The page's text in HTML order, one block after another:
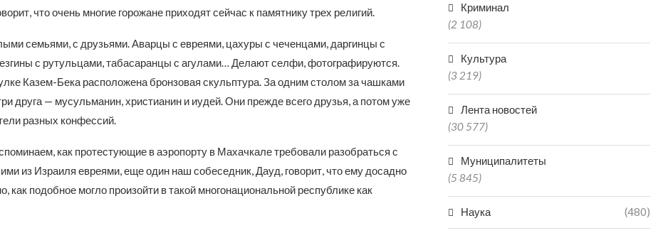
что очень многие горожане приходят сейчас к памятнику трех религий.
семьями, с друзьями. Аварцы с евреями, цахуры с чеченцами, даргинцы с
с рутульцами, табасаранцы с агулами… Делают селфи, фотографируются.
Казем-Бека расположена бронзовая скульптура. За одним столом за чашками
друга — мусульманин, христианин и иудей. Они прежде всего друзья, а потом уже
разных конфессий.
как протестующие в аэропорту в Махачкале требовали разобраться с
из Израиля евреями, еще один наш собеседник, Дауд, говорит, что ему досадно
как подобное могло произойти в такой многонациональной республике как
Криминал
(2 108)
Культура
(3 219)
Лента новостей
(30 577)
Муниципалитеты
(5 845)
Наука (480)